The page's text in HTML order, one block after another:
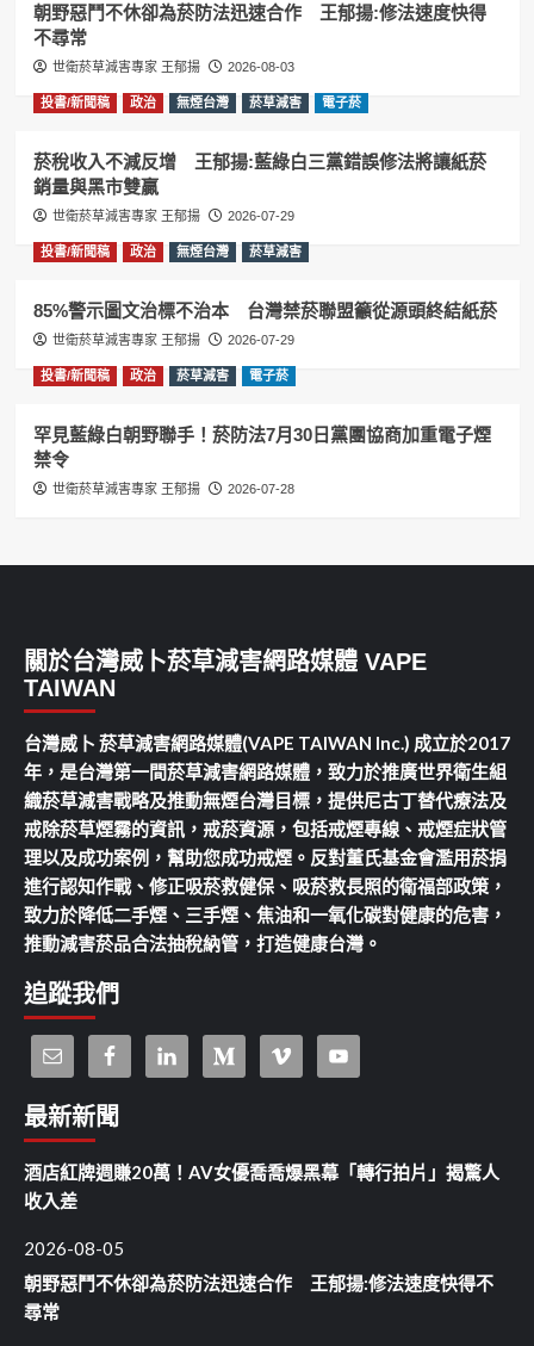
朝野惡鬥不休卻為菸防法迅速合作 王郁揚:修法速度快得
不尋常
世衛菸草減害專家 王郁揚 2026-08-03
投書/新聞稿 政治 無煙台灣 菸草減害 電子菸
菸稅收入不減反增 王郁揚:藍綠白三黨錯誤修法將讓紙菸
銷量與黑市雙贏
世衛菸草減害專家 王郁揚 2026-07-29
投書/新聞稿 政治 無煙台灣 菸草減害
85%警示圖文治標不治本 台灣禁菸聯盟籲從源頭終結紙菸
世衛菸草減害專家 王郁揚 2026-07-29
投書/新聞稿 政治 菸草減害 電子菸
罕見藍綠白朝野聯手！菸防法7月30日黨團協商加重電子煙
禁令
世衛菸草減害專家 王郁揚 2026-07-28
關於台灣威卜菸草減害網路媒體 VAPE
TAIWAN
台灣威卜 菸草減害網路媒體(VAPE TAIWAN Inc.) 成立於2017
年，是台灣第一間菸草減害網路媒體，致力於推廣世界衛生組
織菸草減害戰略及推動無煙台灣目標，提供尼古丁替代療法及
戒除菸草煙霧的資訊，戒菸資源，包括戒煙專線、戒煙症狀管
理以及成功案例，幫助您成功戒煙。反對董氏基金會濫用菸捐
進行認知作戰、修正吸菸救健保、吸菸救長照的衛福部政策，
致力於降低二手煙、三手煙、焦油和一氧化碳對健康的危害，
推動減害菸品合法抽稅納管，打造健康台灣。
追蹤我們
最新新聞
酒店紅牌週賺20萬！AV女優喬喬爆黑幕「轉行拍片」揭驚人
收入差
2026-08-05
朝野惡鬥不休卻為菸防法迅速合作 王郁揚:修法速度快得不
尋常